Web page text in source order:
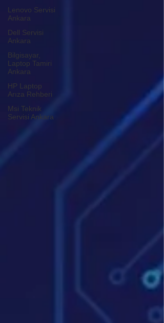
Lenovo Servisi
Ankara
Dell Servisi
Ankara
Bilgisayar,
Laptop Tamiri
Ankara
HP Laptop
Arıza Rehberi
Msi Teknik
Servisi Ankara